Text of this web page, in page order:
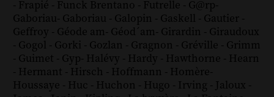
- Frapié - Funck Brentano - Futrelle - G@rp-
Gaboriau- Gaboriau - Galopin - Gaskell - Gautier -
Geffroy - Géode am- Géod´am- Girardin - Giraudoux
- Gogol - Gorki - Gozlan - Gragnon - Gréville - Grimm
- Guimet - Gyp- Halévy - Hardy - Hawthorne - Hearn
- Hermant - Hirsch - Hoffmann - Homère-
Houssaye - Huc - Huchon - Hugo - Irving - Jaloux -